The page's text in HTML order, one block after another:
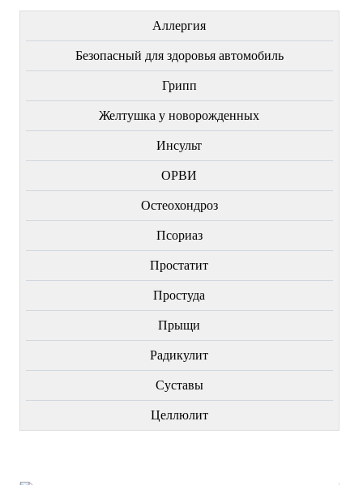
Аллергия
Безопасный для здоровья автомобиль
Грипп
Желтушка у новорожденных
Инсульт
ОРВИ
Остеохондроз
Пcориаз
Простатит
Простуда
Прыщи
Радикулит
Суставы
Целлюлит